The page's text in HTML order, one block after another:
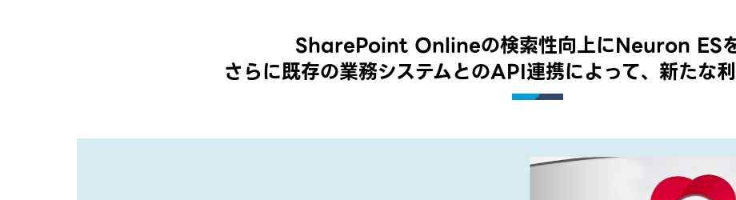
SharePoint Onlineの検索性向上にNeuron ES
さらに既存の業務システムとのAPI連携によって、新たな